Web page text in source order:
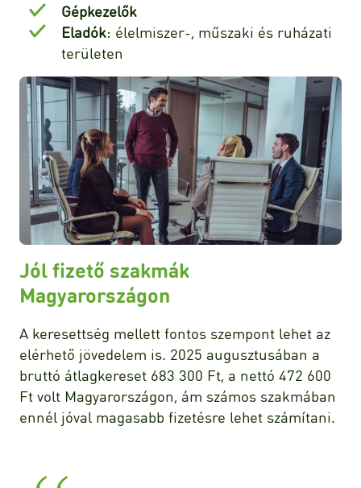
Gépkezelők
Eladók: élelmiszer-, műszaki és ruházati
területen
Jól fizető szakmák
Magyarországon
A keresettség mellett fontos szempont lehet az
elérhető jövedelem is. 2025 augusztusában a
bruttó átlagkereset 683 300 Ft, a nettó 472 600
Ft volt Magyarországon , ám számos szakmában
ennél jóval magasabb fizetésre lehet számítani.